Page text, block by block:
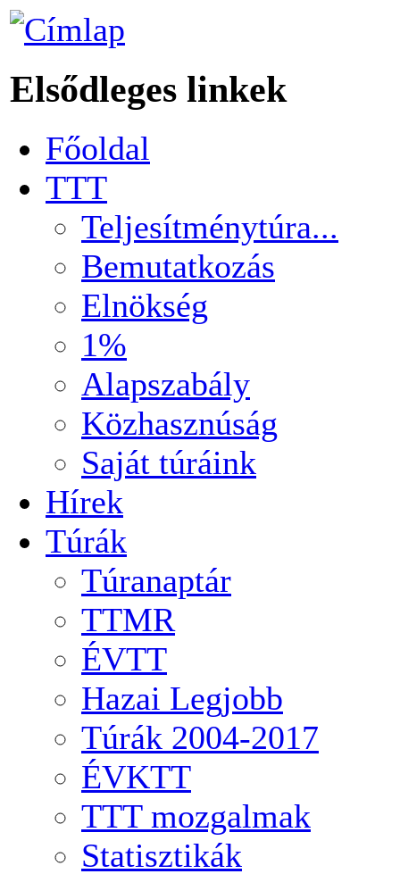
Elsődleges linkek
Főoldal
TTT
Teljesítménytúra...
Bemutatkozás
Elnökség
1%
Alapszabály
Közhasznúság
Saját túráink
Hírek
Túrák
Túranaptár
TTMR
ÉVTT
Hazai Legjobb
Túrák 2004-2017
ÉVKTT
TTT mozgalmak
Statisztikák